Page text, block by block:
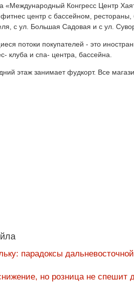
«Международный Конгресс Центр
центр с бассейном,
с ул. Большая Садовая и с ул.
потоки покупателей - это
клуба и спа- центра, бассейна.
этаж занимает фудкорт. Все
парадоксы
но розница не спешит